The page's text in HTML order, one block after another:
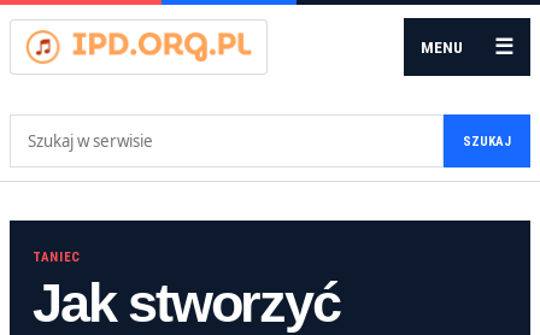
MENU ☰
SZUKAJ
TANIEC
Jak stworzyć